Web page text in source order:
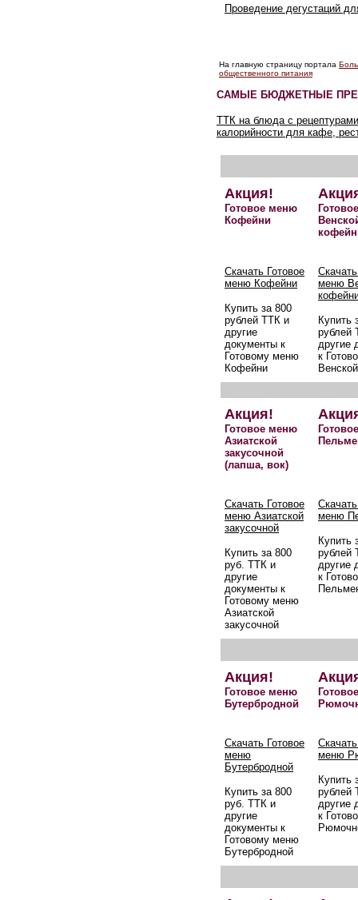
Проведение дегустаций
На главную страницу портала
общественного питания
САМЫЕ БЮДЖЕТНЫЕ
ТТК на блюда с
калорийности для кафе,
Акция!
Готовое меню
Кофейни
Скачать Готовое
меню Кофейни
Купить за 800
рублей ТТК и
другие
документы к
Готовому меню
Кофейни
меню
Купить
рублей
другие
к
Акция!
Готовое меню
Азиатской
закусочной
(лапша, вок)
Скачать Готовое
меню Азиатской
закусочной
Купить за 800
руб. ТТК и
другие
документы к
Готовому меню
Азиатской
закусочной
меню
Купить
рублей
другие
к
Акция!
Готовое меню
Бутербродной
Скачать Готовое
меню
Бутербродной
Купить за 800
руб. ТТК и
другие
документы к
Готовому меню
Бутербродной
меню
Купить
рублей
другие
к